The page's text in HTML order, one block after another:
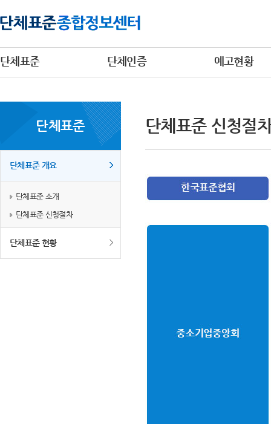
단체표준 단체인증 예고현황
단체표준
단체표준 개요
단체표준 소개
단체표준 신청절차
단체표준 현황
단체표준 신청절